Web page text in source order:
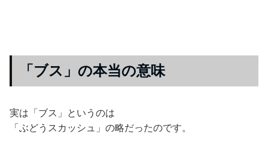
「ブス」の本当の意味
実は「ブス」というのは
「ぶどうスカッシュ」の略だったのです。